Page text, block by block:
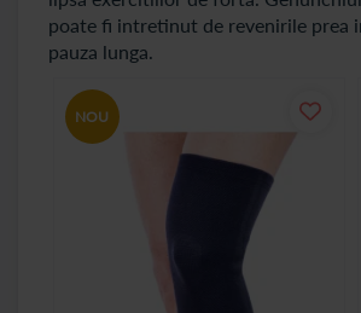
poate fi intretinut de revenirile prea
pauza lunga.
NOU